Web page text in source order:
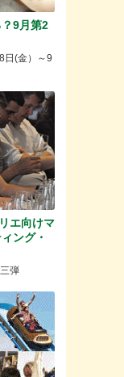
9月第2
(金）～9
エ向けマ
ング・
弾